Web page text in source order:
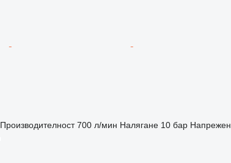
Производителност 700 л/мин Налягане 10 бар